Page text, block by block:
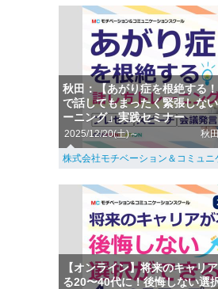
秋田：【あがり症を根絶する
で話してもまったく緊張しな
ーニング」実践セミナー
2025/12/20(土)～ 秋
株式会社モチベーション＆コミュニ
【オンライン】将来のキャリ
る20〜40代に！後悔しない選